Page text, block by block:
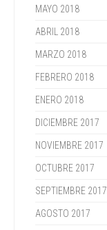
MAYO 2018
ABRIL 2018
MARZO 2018
FEBRERO 2018
ENERO 2018
DICIEMBRE 2017
NOVIEMBRE 2017
OCTUBRE 2017
SEPTIEMBRE 2017
AGOSTO 2017